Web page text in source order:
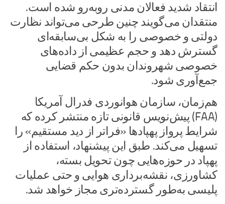
انتقاد شدید فعالان مدنی روبه‌رو شده است.
منتقدان می‌گویند چنین طرحی می‌تواند نظارت
دولتی و خصوصی را به شکل بی‌سابقه‌ای
گسترش دهد و حجم عظیمی از داده‌های
خصوصی شهروندان بدون حکم قضایی
جمع‌آوری شود.
هم‌زمان، سازمان هوانوردی فدرال آمریکا
(FAA) پیش‌نویس قانونی تازه منتشر کرده که
شرایط پرواز پهپادها «فراتر از دید مستقیم» را
تسهیل می‌کند. طبق این پیشنهاد، استفاده از
پهپاد در حوزه‌هایی چون تحویل بسته،
کشاورزی، نقشه‌برداری هوایی و حتی عملیات
پلیسی به‌طور گسترده‌تری مجاز خواهد شد.